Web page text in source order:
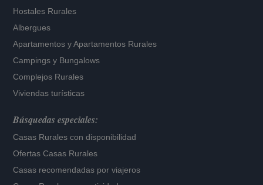
Hostales Rurales
Albergues
Apartamentos yApartamentos Rurales
Campings y Bungalows
Complejos Rurales
Viviendas turísticas
Búsquedas especiales:
Casas Rurales con disponibilidad
Ofertas Casas Rurales
Casas recomendadas por viajeros